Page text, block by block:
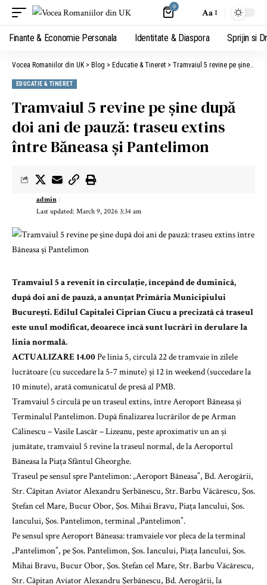
0 Aa
Finante & Economie Personala Identitate & Diaspora Sprijin si
Vocea Romaniilor din UK> Blog > Educatie & Tineret > Tramvaiul 5 revine pe șine după doi ani de pauză: traseu extins între Băneasa și Pantelimon
EDUCATIE & TINERET
Tramvaiul 5 revine pe șine după
doi ani de pauză: traseu extins
între Băneasa și Pantelimon
Last updated: March 9, 2026 3:34 am
admin
Tramvaiul 5 a revenit în circulație, începând de duminică,
după doi ani de pauză, a anunțat Primăria Municipiului
București. Edilul Capitalei Ciprian Ciucu a precizată că traseul
este unul modificat, deoarece încă sunt lucrări în derulare la
linia normală.
ACTUALIZARE 14.00Pe linia 5, circulă 22 de tramvaie în zilele
lucrătoare (cu succedare la 5-7 minute) și 12 în weekend (succedare la
10 minute), arată comunicatul de presă al PMB.
Tramvaiul 5 circulă pe un traseul extins, între Aeroport Băneasa și
Terminalul Pantelimon. După finalizarea lucrărilor de pe Arman
Călinescu – Vasile Lascăr – Lizeanu, peste aproximativ un an și
jumătate, tramvaiul 5 revine la traseul normal, de la Aeroportul
Băneasa la Piața Sfântul Gheorghe.
Traseul pe sensul spre Pantelimon: „Aeroport Băneasa”, Bd. Aerogării,
Str. Căpitan Aviator Alexandru Şerbănescu, Str. Barbu Văcărescu, Şos.
Ştefan cel Mare, Bucur Obor, Şos. Mihai Bravu, Piața Iancului, Şos.
Iancului, Şos. Pantelimon, terminal „Pantelimon”.
Pe sensul spre Aeroport Băneasa: tramvaiele vor pleca de la terminal
„Pantelimon”, pe Şos. Pantelimon, Şos. Iancului, Piața Iancului, Şos.
Mihai Bravu, Bucur Obor, Şos. Ştefan cel Mare, Str. Barbu Văcărescu,
Str. Căpitan Aviator Alexandru Şerbănescu, Bd. Aerogării, la